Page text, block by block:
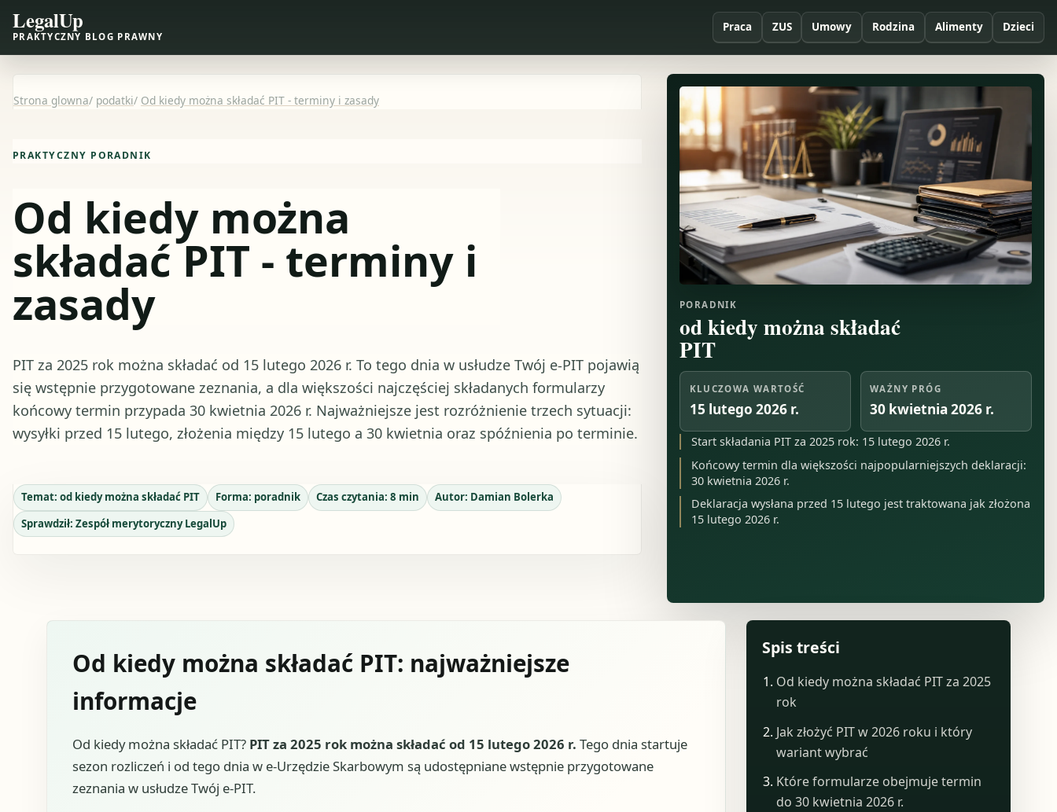
LegalUp
PRAKTYCZNY BLOG PRAWNY
Praca ZUS Umowy Rodzina Alimenty Dzieci
Strona glowna/ podatki/ Od kiedy można składać PIT - terminy i zasady
PRAKTYCZNY PORADNIK
Od kiedy można
składać PIT - terminy i
zasady
PIT za 2025 rok można składać od 15 lutego 2026 r. To tego dnia w usłudze Twój e-PIT pojawią
się wstępnie przygotowane zeznania, a dla większości najczęściej składanych formularzy
końcowy termin przypada 30 kwietnia 2026 r. Najważniejsze jest rozróżnienie trzech sytuacji:
wysyłki przed 15 lutego, złożenia między 15 lutego a 30 kwietnia oraz spóźnienia po terminie.
Temat: od kiedy można składać PIT Forma: poradnik Czas czytania: 8 min Autor: Damian Bolerka
Sprawdził: Zespół merytoryczny LegalUp
PORADNIK
od kiedy można składać
PIT
KLUCZOWA WARTOŚĆ
15 lutego 2026 r.
WAŻNY PRÓG
30 kwietnia 2026 r.
Start składania PIT za 2025 rok: 15 lutego 2026 r.
Końcowy termin dla większości najpopularniejszych deklaracji:
30 kwietnia 2026 r.
Deklaracja wysłana przed 15 lutego jest traktowana jak złożona
15 lutego 2026 r.
Od kiedy można składać PIT: najważniejsze
informacje
Od kiedy można składać PIT? PIT za 2025 rok można składać od 15 lutego 2026 r. Tego dnia startuje
sezon rozliczeń i od tego dnia w e-Urzędzie Skarbowym są udostępniane wstępnie przygotowane
zeznania w usłudze Twój e-PIT.
Spis treści
Od kiedy można składać PIT za 2025
rok
Jak złożyć PIT w 2026 roku i który
wariant wybrać
Które formularze obejmuje termin
do 30 kwietnia 2026 r.